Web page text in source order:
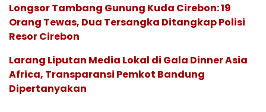
Longsor Tambang Gunung Kuda Cirebon: 19
Orang Tewas, Dua Tersangka Ditangkap Polisi
Resor Cirebon
Larang Liputan Media Lokal di Gala Dinner Asia
Africa, Transparansi Pemkot Bandung
Dipertanyakan